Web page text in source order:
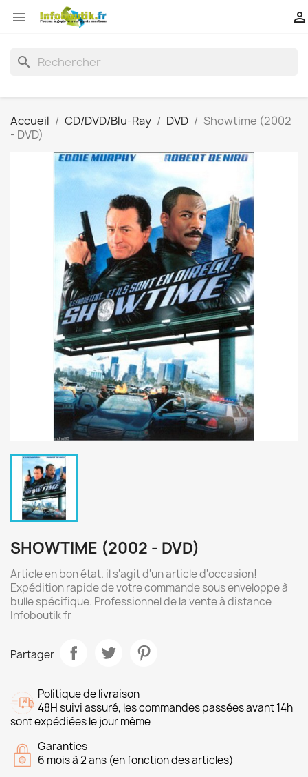
 
search
Accueil CD/DVD/Blu-Ray DVD
Showtime (2002
- DVD)
SHOWTIME (2002 - DVD)
Article en bon état. il s'agit d'un article d'occasion!
Expédition rapide de votre commande sous enveloppe à
bulle spécifique. Professionnel de la vente à distance
Infoboutik fr
Partager
Politique de livraison
48H suivi assuré, les commandes passées avant 14h
sont expédiées le jour même
Garanties
6 mois à 2 ans (en fonction des articles)